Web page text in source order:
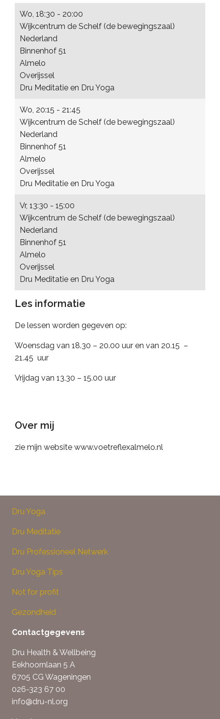
Wo, 18:30 - 20:00
Wijkcentrum de Schelf (de bewegingszaal)
Nederland
Binnenhof 51
Almelo
Overijssel
Dru Meditatie en Dru Yoga
Wo, 20:15 - 21:45
Wijkcentrum de Schelf (de bewegingszaal)
Nederland
Binnenhof 51
Almelo
Overijssel
Dru Meditatie en Dru Yoga
Vr, 13:30 - 15:00
Wijkcentrum de Schelf (de bewegingszaal)
Nederland
Binnenhof 51
Almelo
Overijssel
Dru Meditatie en Dru Yoga
Les informatie
De lessen worden gegeven op:
Woensdag van 18.30 – 20.00 uur en van 20.15 –
21.45 uur
Vrijdag van 13.30 – 15.00 uur
Over mij
zie mijn website www.voetreflexalmelo.nl
Dru Yoga
Dru Meditatie
Dru Professioneel Netwerk
Dru Yoga Tips
Not for profit
Gezondheid
Contactgegevens
Dru Health & Wellbeing
Eekhoornlaan 5 A
6705 CG Wageningen
026-323 67 00
info@dru-nl.org